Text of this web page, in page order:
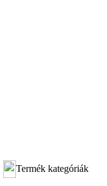
Termék kategóriák